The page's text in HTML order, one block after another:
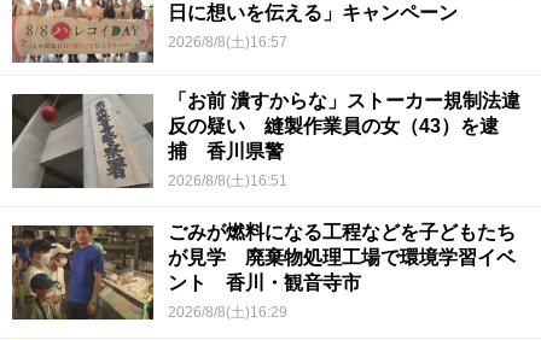
日に想いを伝える」キャンペーン
2026/8/8(土)16:57
「お前 潰すからな」ストーカー規制法違
反の疑い 縫製作業員の女（43）を逮
捕 香川県警
2026/8/8(土)16:51
ごみが燃料になる工程などを子どもたち
が見学 廃棄物処理工場で環境学習イベ
ント 香川・観音寺市
2026/8/8(土)16:29